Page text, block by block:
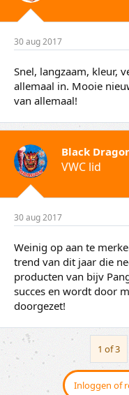
30 aug 2017
Snel, langzaam, kleur,
allemaal in. Mooie
van allemaal!
Black
VWC lid
30 aug 2017
Weinig op aan te
trend van dit jaar die
producten van bijv
succes en wordt door
doorgezet!
1 of 3
Inloggen of